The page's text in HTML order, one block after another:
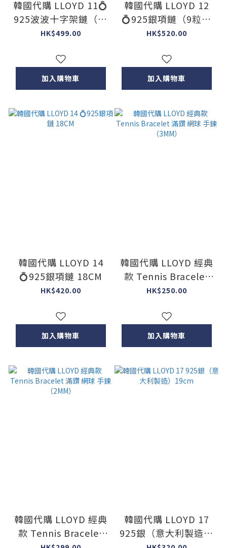
韓國代購 LLOYD 11💍
925波波十字架鏈（意
大利製造）
HK$499.00
加入購物車
韓國代購 LLOYD 12
💍925銀項鏈（9粒四
葉草🍀）
HK$520.00
加入購物車
韓國代購 LLOYD 14
💍925銀項鏈 18CM
HK$420.00
加入購物車
韓國代購 LLOYD 經典
款 Tennis Bracelet
滿鑽 網球 手鍊
HK$250.00
加入購物車
韓國代購 LLOYD 經典
款 Tennis Bracelet
韓國代購 LLOYD 17
925銀（意大利製造）